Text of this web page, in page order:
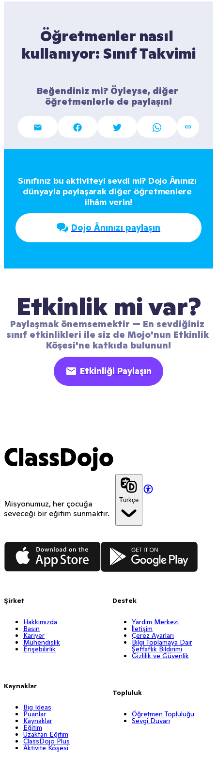
Öğretmenler nasıl
kullanıyor: Sınıf Takvimi
Beğendiniz mi? Öyleyse, diğer
öğretmenlerle de paylaşın!
Sınıfınız bu aktiviteyi sevdi mi? Dojo Ânınızı
dünyayla paylaşarak diğer öğretmenlere
ilhâm verin!
Dojo Ânınızı paylaşın
Etkinlik mi var?
Paylaşmak önemsemektir — En sevdiğiniz
sınıf etkinlikleri ile siz de Mojo'nun Etkinlik
Köşesi'ne katkıda bulunun!
Etkinliği Paylaşın
ClassDojo
Misyonumuz, her çocuğa
seveceği bir eğitim sunmaktır.
Türkçe
App Store Google Play
Şirket
Hakkımızda
Basın
Kariyer
Mühendislik
Erişebilirlik
Kaynaklar
Big Ideas
Puanlar
Kaynaklar
Eğitim
Uzaktan Eğitim
ClassDojo Plus
Aktivite Köşesi
Destek
Yardım Merkezi
İletişim
Çerez Ayarları
Bilgi Toplamaya Dair
Şeffaflık Bildirimi
Gizlilik ve Güvenlik
Topluluk
Öğretmen Topluluğu
Sevgi Duvarı